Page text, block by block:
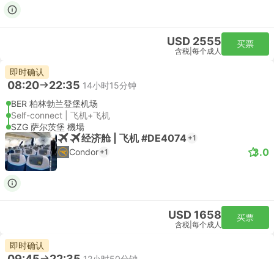
USD 2555
含税 每个成人
买票
即时确认
08:20 22:35 14小时15分钟
BER 柏林勃兰登堡机场
Self-connect | 飞机+飞机
SZG 萨尔茨堡 機場
经济舱 | 飞机 #DE4074 +1
Condor +1 3.0
USD 1658
含税 每个成人
买票
即时确认